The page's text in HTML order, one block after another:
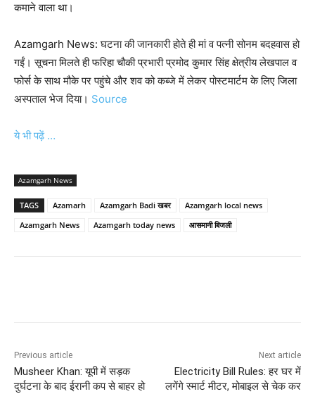
कमाने वाला था।
Azamgarh News: घटना की जानकारी होते ही मां व पत्नी सोनम बदहवास हो
गईं। सूचना मिलते ही फरिहा चौकी प्रभारी प्रमोद कुमार सिंह क्षेत्रीय लेखपाल व
फोर्स के साथ मौके पर पहुंचे और शव को कब्जे में लेकर पोस्टमार्टम के लिए जिला
अस्पताल भेज दिया। Source
ये भी पढ़ें …
Azamgarh News
TAGS Azamarh Azamgarh Badi खबर
Azamgarh local news
Azamgarh News
Azamgarh today news आसमानी बिजली
Previous article
Musheer Khan: यूपी में सड़क
दुर्घटना के बाद ईरानी कप से बाहर हो
Next article
Electricity Bill Rules: हर घर में
लगेंगे स्मार्ट मीटर, मोबाइल से चेक कर